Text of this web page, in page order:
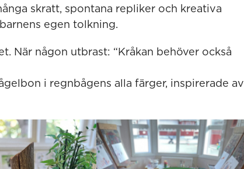
skratt, spontana repliker och kreativa
egen tolkning.
När någon utbrast: “Kråkan behöver också
i regnbågens alla färger, inspirerade av